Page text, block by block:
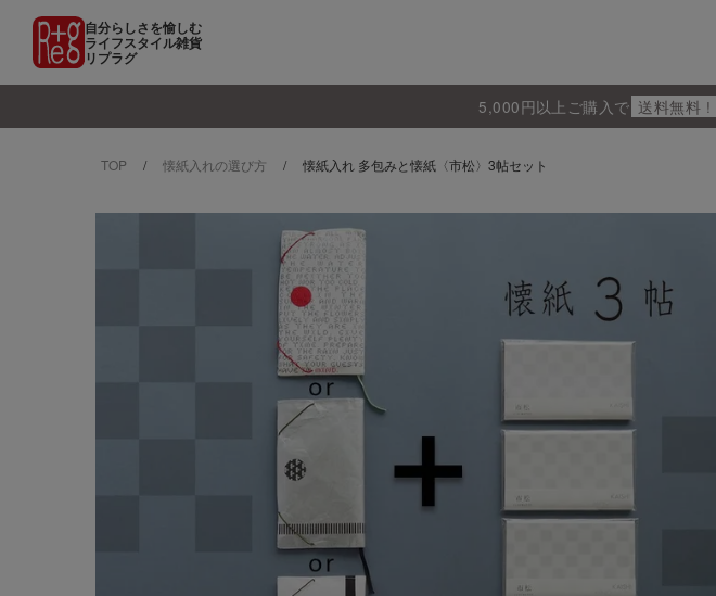
自分らしさを愉しむ
ライフスタイル雑貨
リプラグ
5,000円以上ご購入で 送料無料 !
TOP 懐紙入れの選び方 懐紙入れ 多包みと懐紙〈市松〉3帖セット